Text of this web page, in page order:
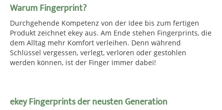
Warum Fingerprint?
Durchgehende Kompetenz von der Idee bis zum fertigen
Produkt zeichnet ekey aus. Am Ende stehen Fingerprints, die
dem Alltag mehr Komfort verleihen. Denn während
Schlüssel vergessen, verlegt, verloren oder gestohlen
werden können, ist der Finger immer dabei!
ekey Fingerprints der neusten Generation